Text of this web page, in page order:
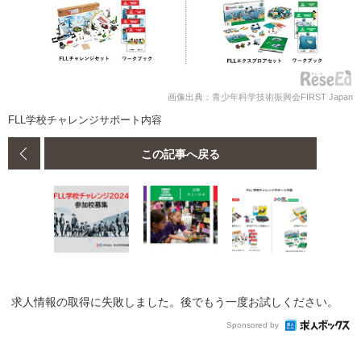
画像出典：青少年科学技術振興会FIRST Japan
FLL学校チャレンジサポート内容
この記事へ戻る
求人情報の取得に失敗しました。後でもう一度お試しください。
Sponsored by